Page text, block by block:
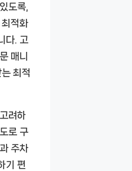
도록,
적화
다. 고
매니
최적
려하
로 구
주차
기 편